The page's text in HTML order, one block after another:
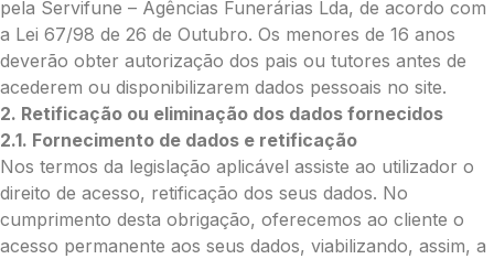
com Paypal
O que deseja enviar?
Ramo de Flores
Palma
Cruz
Coração
Coroa
Ramo de Flores:
pela Servifune – Agências Funerárias Lda, de acordo com
a Lei 67/98 de 26 de Outubro. Os menores de 16 anos
deverão obter autorização dos pais ou tutores antes de
acederem ou disponibilizarem dados pessoais no site.
2. Retificação ou eliminação dos dados fornecidos
2.1. Fornecimento de dados e retificação
Nos termos da legislação aplicável assiste ao utilizador o
direito de acesso, retificação dos seus dados. No
cumprimento desta obrigação, oferecemos ao cliente o
acesso permanente aos seus dados, viabilizando, assim, a